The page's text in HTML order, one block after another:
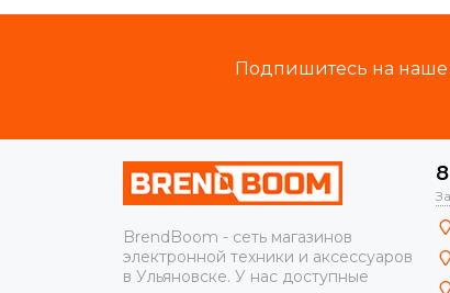
документация
кабель HDMI
Ширина
95.25 мм
Толщина
16.7 мм
Подпишитесь на наше
BrendBoom - сеть магазинов
электронной техники и аксессуаров
в Ульяновске. У нас доступные